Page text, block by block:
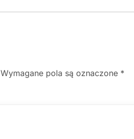
Wymagane pola są oznaczone *